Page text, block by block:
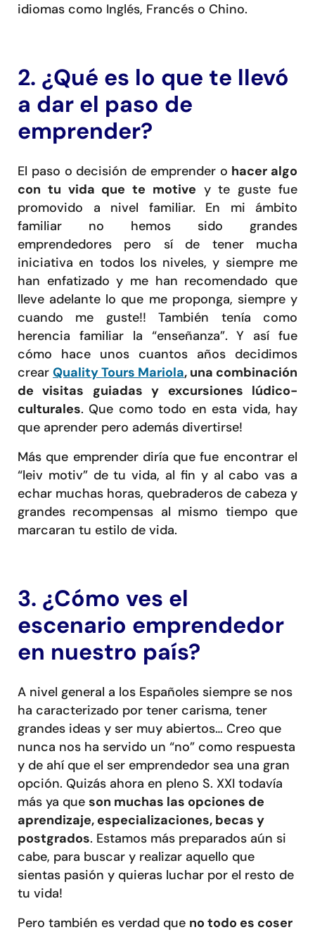
idiomas como Inglés, Francés o Chino.
2. ¿Qué es lo que te llevó
a dar el paso de
emprender?
El paso o decisión de emprender o hacer algo
con tu vida que te motive y te guste fue
promovido a nivel familiar. En mi ámbito
familiar no hemos sido grandes
emprendedores pero sí de tener mucha
iniciativa en todos los niveles, y siempre me
han enfatizado y me han recomendado que
lleve adelante lo que me proponga, siempre y
cuando me guste!! También tenía como
herencia familiar la “enseñanza”. Y así fue
cómo hace unos cuantos años decidimos
crear Quality Tours Mariola, una combinación
de visitas guiadas y excursiones lúdico-
culturales. Que como todo en esta vida, hay
que aprender pero además divertirse!
Más que emprender diría que fue encontrar el
“leiv motiv” de tu vida, al fin y al cabo vas a
echar muchas horas, quebraderos de cabeza y
grandes recompensas al mismo tiempo que
marcaran tu estilo de vida.
3. ¿Cómo ves el
escenario emprendedor
en nuestro país?
A nivel general a los Españoles siempre se nos
ha caracterizado por tener carisma, tener
grandes ideas y ser muy abiertos… Creo que
nunca nos ha servido un “no” como respuesta
y de ahí que el ser emprendedor sea una gran
opción. Quizás ahora en pleno S. XXI todavía
más ya que son muchas las opciones de
aprendizaje, especializaciones, becas y
postgrados. Estamos más preparados aún si
cabe, para buscar y realizar aquello que
sientas pasión y quieras luchar por el resto de
tu vida!
Pero también es verdad que no todo es coser